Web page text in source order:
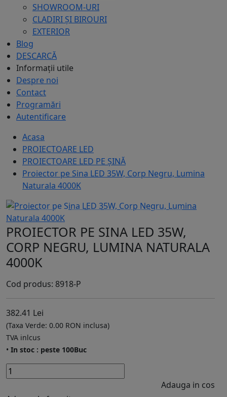
SHOWROOM-URI
CLADIRI ȘI BIROURI
EXTERIOR
Blog
DESCARCĂ
Informații utile
Despre noi
Contact
Programări
Autentificare
Acasa
PROIECTOARE LED
PROIECTOARE LED PE ȘINĂ
Proiector pe Sina LED 35W, Corp Negru, Lumina
Naturala 4000K
PROIECTOR PE SINA LED 35W,
CORP NEGRU, LUMINA NATURALA
4000K
Cod produs: 8918-P
382.41 Lei
(Taxa Verde: 0.00 RON inclusa)
TVA inlcus
• In stoc : peste 100Buc
Adauga in cos